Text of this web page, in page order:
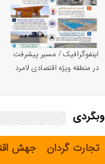
اینفوگرافیک / مسیر پیشرفت
در منطقه ویژه اقتصادی لامرد
وبگردی
تجارت گردان
جهش